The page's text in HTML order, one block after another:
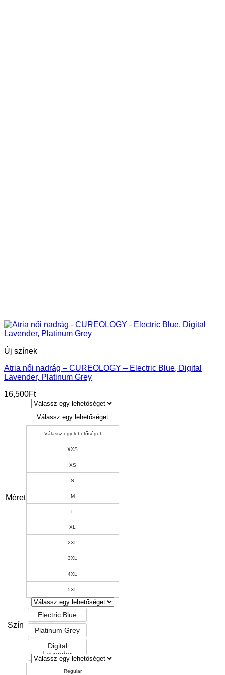
Új színek
Atria női nadrág – CUREOLOGY – Electric Blue, Digital
Lavender, Platinum Grey
16,500Ft
Méret
Válassz egy lehetőséget
Válassz egy lehetőséget
XXS
XS
S
M
L
XL
2XL
3XL
4XL
5XL
Szín
Electric Blue
Platinum Grey
Digital
Lavender
Regular